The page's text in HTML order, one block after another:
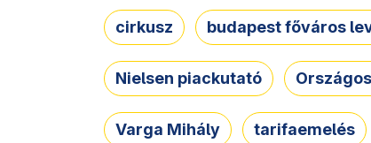
cirkusz budapest főváros
Nielsen piackutató
Varga Mihály tarifaemelés